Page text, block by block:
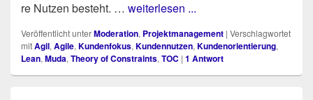
re Nut­zen besteht. … weiterlesen ...
Veröffentlicht unterModeration, Projektmanagement | Verschlagwortet
mitAgil, Agile, Kundenfokus, Kundennutzen, Kundenorientierung,
Lean, Muda, Theory of Constraints, TOC | 1 Antwort